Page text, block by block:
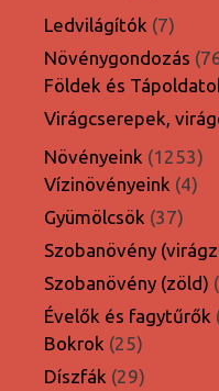
termék
Ledvilágítók 77
Növénygondozás
Földek és
Virágcserepek,
Növényeink 1253
Vízinövényeink 44
Gyümölcsök 3737
Szobanövény
Szobanövény (zöld)
Évelők és fagytűrők
Bokrok 2525
termék
Díszfák 2929